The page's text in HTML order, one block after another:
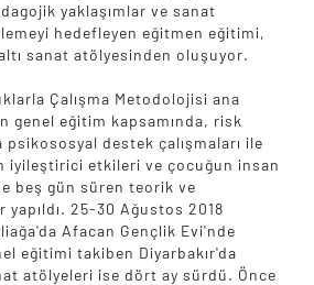
yaklaşımlar ve sanat
hedefleyen eğitmen eğitimi,
sanat atölyesinden oluşuyor.
Çalışma Metodolojisi ana
genel eğitim kapsamında, risk
destek çalışmaları ile
iyileştirici etkileri ve çocuğun insan
beş gün süren teorik ve
yapıldı. 25-30 Ağustos 2018
Afacan Gençlik Evi'nde
eğitimi takiben Diyarbakır'da
atölyeleri ise dört ay sürdü. Önce